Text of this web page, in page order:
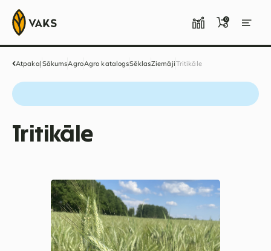
0
AtpakaļSākumsAgroAgro katalogsSēklasZiemājiTritikāle
Tritikāle